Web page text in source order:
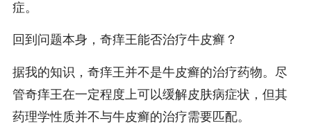
症。
回到问题本身，奇痒王能否治疗牛皮癣？
据我的知识，奇痒王并不是牛皮癣的治疗药物。尽
管奇痒王在一定程度上可以缓解皮肤病症状，但其
药理学性质并不与牛皮癣的治疗需要匹配。